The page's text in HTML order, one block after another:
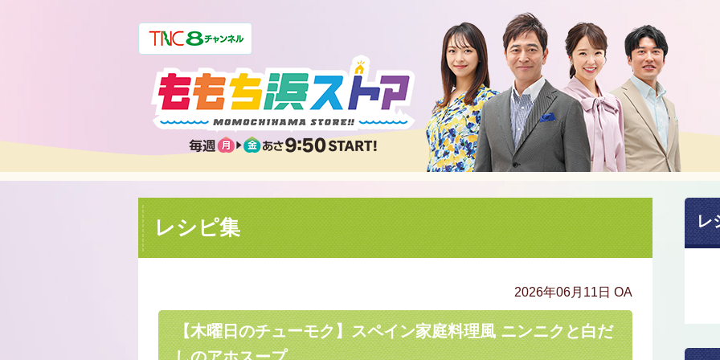
レシピ集
2026年06月11日 OA
【木曜日のチューモク】スペイン家庭料理風 ニンニクと白だ
レ